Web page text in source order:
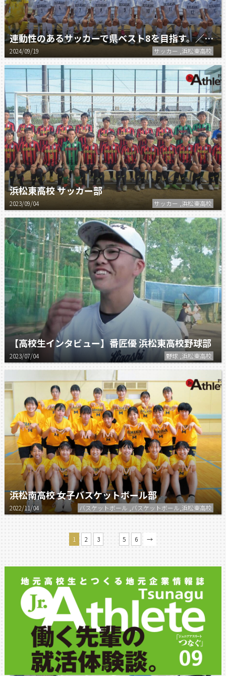
連動性のあるサッカーで県ベスト8を目指す。／浜松東高校 サッカー部
2024/09/19 サッカー ,浜松東高校
浜松東高校 サッカー部
2023/09/04 サッカー ,浜松東高校
【高校生インタビュー】番匠優 浜松東高校野球部
2023/07/04 野球 ,浜松東高校
浜松南高校 女子バスケットボール部
2022/11/04 バスケットボール ,バスケットボール,浜松東高校
1 2 3 5 6 →